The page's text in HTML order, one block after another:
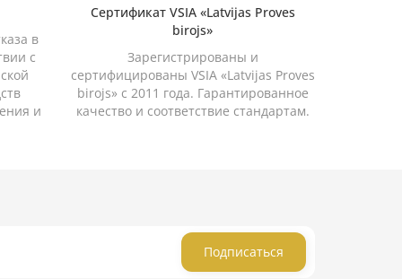
в
с
и
Сертификат VSIA «Latvijas Proves
birojs»
Зарегистрированы и
сертифицированы VSIA «Latvijas Proves
birojs» с 2011 года. Гарантированное
качество и соответствие стандартам.
Подписаться